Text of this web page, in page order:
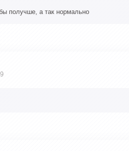
получше, а так нормально